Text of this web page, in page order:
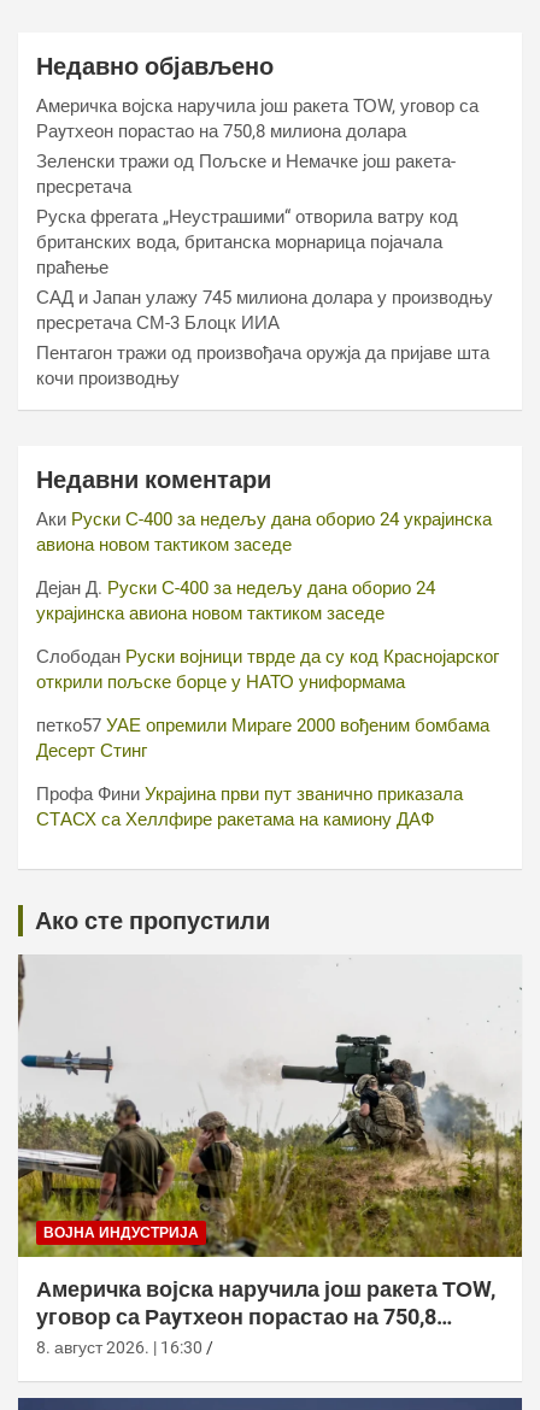
Недавно објављено
Америчка војска наручила још ракета ТОW, уговор са
Раyтхеон порастао на 750,8 милиона долара
Зеленски тражи од Пољске и Немачке још ракета-
пресретача
Руска фрегата „Неустрашими“ отворила ватру код
британских вода, британска морнарица појачала
праћење
САД и Јапан улажу 745 милиона долара у производњу
пресретача СМ-3 Блоцк ИИА
Пентагон тражи од произвођача оружја да пријаве шта
кочи производњу
Недавни коментари
Аки Руски С-400 за недељу дана оборио 24 украјинска
авиона новом тактиком заседе
Дејан Д. Руски С-400 за недељу дана оборио 24
украјинска авиона новом тактиком заседе
Слободан Руски војници тврде да су код Краснојарског
открили пољске борце у НАТО униформама
петко57 УАЕ опремили Мираге 2000 вођеним бомбама
Десерт Стинг
Профа Фини Украјина први пут званично приказала
СТАСХ са Хеллфире ракетама на камиону ДАФ
Ако сте пропустили
ВОЈНА ИНДУСТРИЈА
Америчка војска наручила још ракета ТОW,
уговор са Раyтхеон порастао на 750,8
милиона долара
8. август 2026. | 16:30